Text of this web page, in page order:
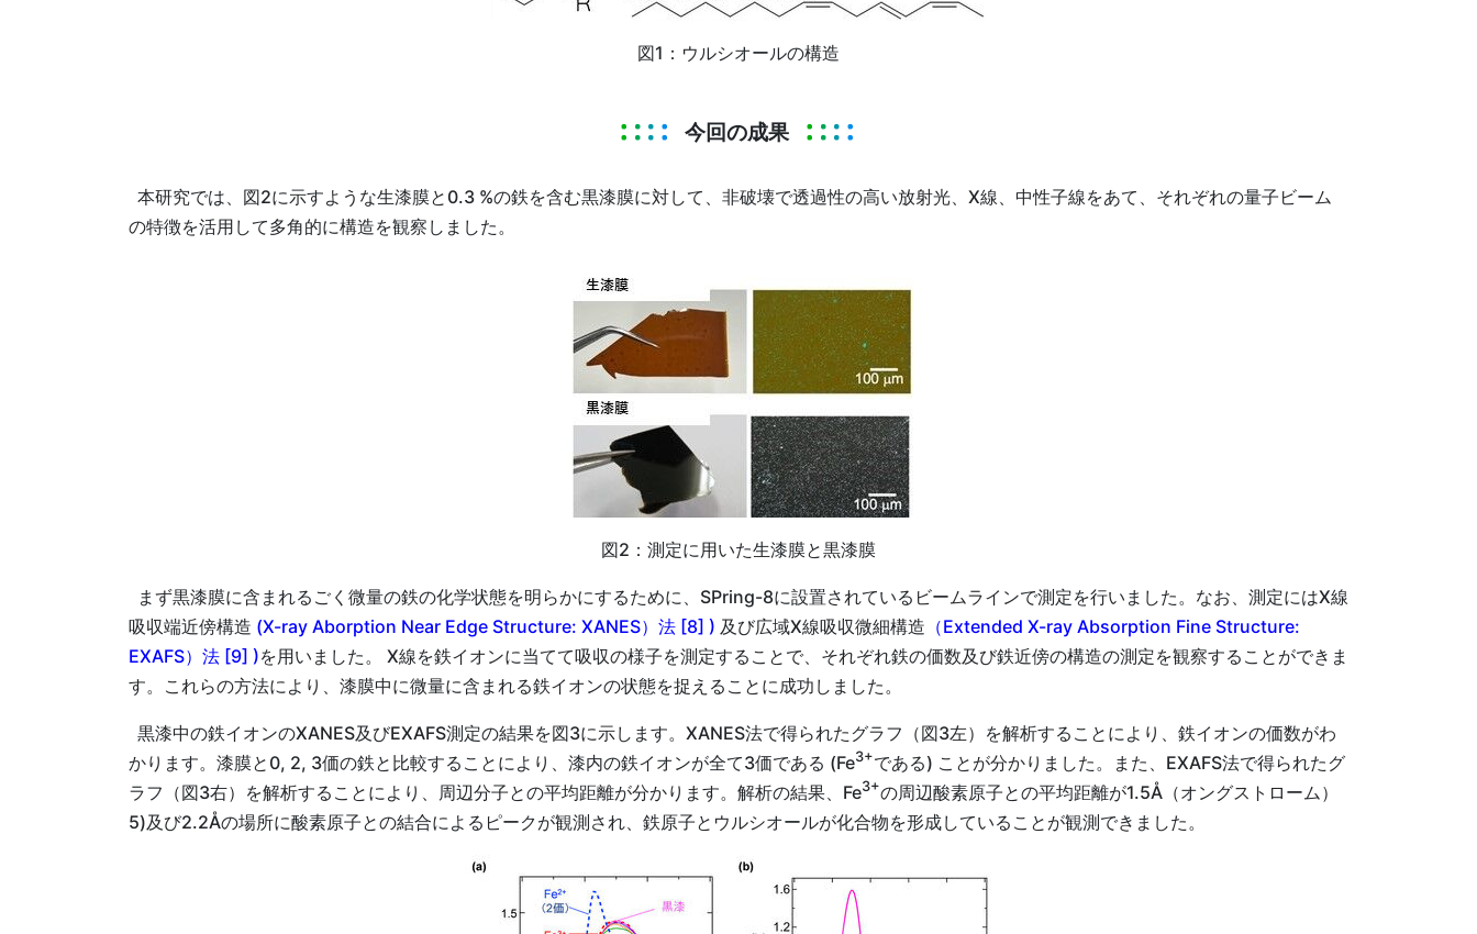
図1：ウルシオールの構造
今回の成果
本研究では、図2に示すような生漆膜と0.3 %の鉄を含む黒漆膜に対して、非破壊で透過性の高い放射光、X線、中性子線をあて、それぞれの量子ビーム
の特徴を活用して多角的に構造を観察しました。
図2：測定に用いた生漆膜と黒漆膜
まず黒漆膜に含まれるごく微量の鉄の化学状態を明らかにするために、SPring-8に設置されているビームラインで測定を行いました。なお、測定にはX線
吸収端近傍構造 (X-ray Aborption Near Edge Structure: XANES）法 [8] ) 及び広域X線吸収微細構造 （Extended X-ray Absorption Fine Structure:
EXAFS）法 [9] )を用いました。 X線を鉄イオンに当てて吸収の様子を測定することで、それぞれ鉄の価数及び鉄近傍の構造の測定を観察することができま
す。これらの方法により、漆膜中に微量に含まれる鉄イオンの状態を捉えることに成功しました。
黒漆中の鉄イオンのXANES及びEXAFS測定の結果を図3に示します。XANES法で得られたグラフ（図3左）を解析することにより、鉄イオンの価数がわ
かります。漆膜と0, 2, 3価の鉄と比較することにより、漆内の鉄イオンが全て3価である (Fe3+である) ことが分かりました。また、EXAFS法で得られたグ
ラフ（図3右）を解析することにより、周辺分子との平均距離が分かります。解析の結果、Fe3+の周辺酸素原子との平均距離が1.5Å（オングストローム）
5)及び2.2Åの場所に酸素原子との結合によるピークが観測され、鉄原子とウルシオールが化合物を形成していることが観測できました。